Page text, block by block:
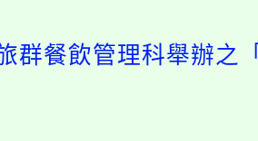
群餐飲管理科舉辦之「